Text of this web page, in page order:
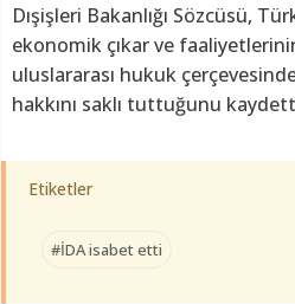
Dışişleri Bakanlığı Sözcüsü,
ekonomik çıkar ve
uluslararası hukuk
hakkını saklı tuttuğunu
Etiketler
#İDA isabet etti